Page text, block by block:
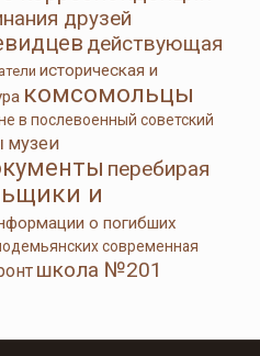
друзей
действующая
историческая и
комсомольцы
в послевоенный советский
музеи
перебирая
и
о погибших
современная
школа №201